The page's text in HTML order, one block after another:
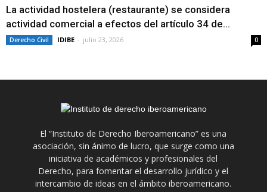
La actividad hostelera (restaurante) se considera
actividad comercial a efectos del artículo 34 de...
Derecho Civil IDIBE - julio 23, 2026 0
El “Instituto de Derecho Iberoamericano” es una
asociación, sin ánimo de lucro, que surge como una
iniciativa de académicos y profesionales del
Derecho, para fomentar el desarrollo jurídico y el
intercambio de ideas en el ámbito iberoamericano.